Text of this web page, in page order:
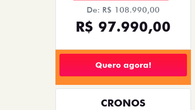
De: R$ 108.990,00
R$ 97.990,00
Quero agora!
CRONOS